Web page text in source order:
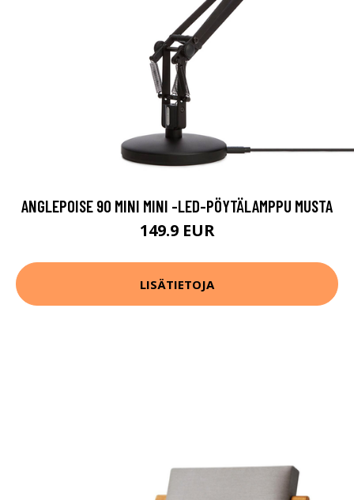
ANGLEPOISE 90 MINI MINI -LED-PÖYTÄLAMPPU MUSTA
149.9 EUR
LISÄTIETOJA